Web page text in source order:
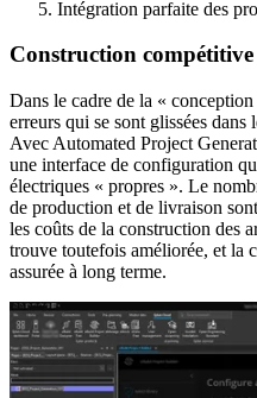
Intégration parfaite des
Construction
Dans le cadre de la «
erreurs qui se sont glissées dans
Avec Automated Project
une interface de configuration
électriques « propres ». Le
de production et de livraison
les coûts de la construction des
trouve toutefois améliorée, et la
assurée à long terme.